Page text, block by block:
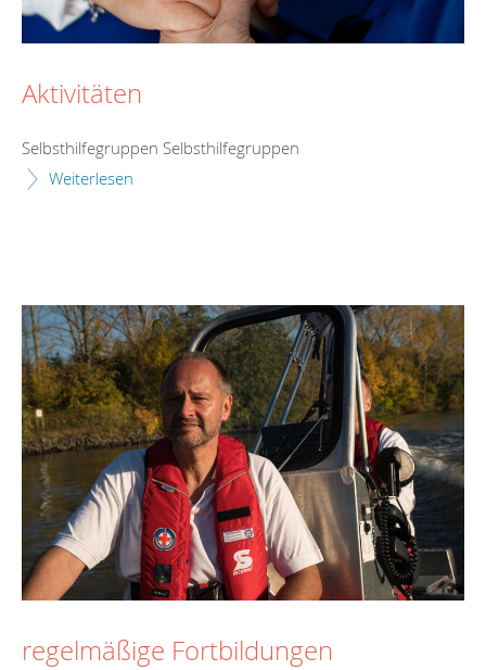
Aktivitäten
Selbsthilfegruppen Selbsthilfegruppen
Weiterlesen
regelmäßige Fortbildungen